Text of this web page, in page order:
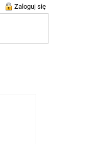
Zaloguj się